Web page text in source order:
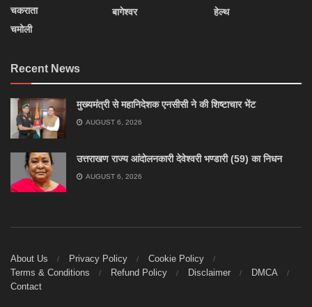
चकराता
चमोली
बागेश्वर
हेल्थ
Recent News
मुख्यमंत्री से महानिदेशक एनसीसी ने की शिष्टाचार भेंट
AUGUST 6, 2026
उत्तराखण राज्य आंदोलनकारी देवेश्वरी भण्डारी (59) का निधन
AUGUST 6, 2026
About Us Privacy Policy
Cookie Policy
Terms & Conditions
Refund Policy Disclaimer
DMCA
Contact